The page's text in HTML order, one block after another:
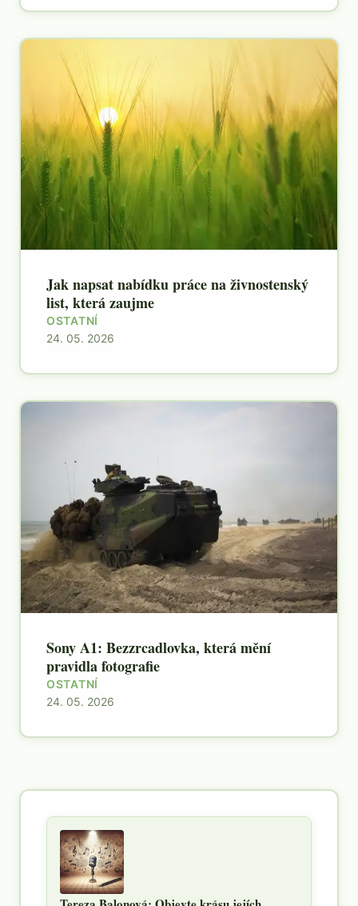
Jak napsat nabídku práce na živnostenský
list, která zaujme
OSTATNÍ
24. 05. 2026
Sony A1: Bezzrcadlovka, která mění
pravidla fotografie
OSTATNÍ
24. 05. 2026